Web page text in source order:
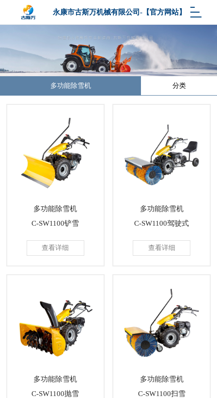
永康市古斯万机械有限公司-【官方网站】
多功能除雪机 分类
多功能除雪机
C-SW1100铲雪
查看详细
多功能除雪机
C-SW1100驾驶式
查看详细
多功能除雪机
C-SW1100抛雪
多功能除雪机
C-SW1100扫雪